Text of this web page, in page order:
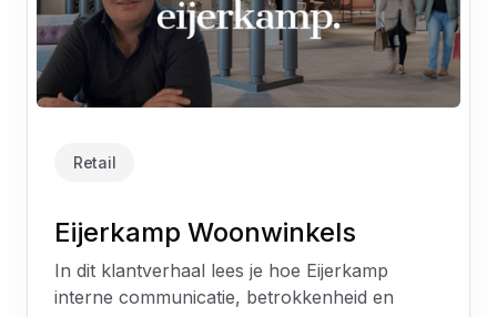
Retail
Eijerkamp Woonwinkels
In dit klantverhaal lees je hoe Eijerkamp
interne communicatie, betrokkenheid en